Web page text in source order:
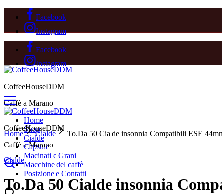
Facebook
Instagram
Facebook
Instagram
CoffeeHouseDDM
Caffè a Marano
Home
Shop
Cialde
Capsule
Macinati e Grani
Macchine del caffè
Posizione e Contatti
CoffeeHouseDDM
Caffè a Marano
Home Cialde
To.Da 50 Cialde insonnia Compatibili ESE
Sold Out
Cialde
To.Da 50 Cialde insonnia